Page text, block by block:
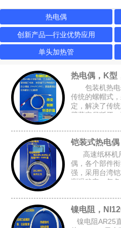
热电偶
创新产品—行业优势应用
单头加热管
热电偶，K型
包装机热电
传统的螺帽式
定，解决了传
壁薄容易断牙
的锁孔，安装
包装设备的加
高速纸杯机
偶，各个部件
强，采用台湾
测温稳定，每
检测，确保每
才能出厂
镍电阻AR25